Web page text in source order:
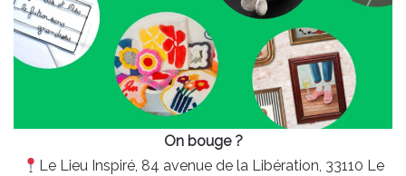
On bouge ?
Le Lieu Inspiré, 84 avenue de la Libération, 33110 Le